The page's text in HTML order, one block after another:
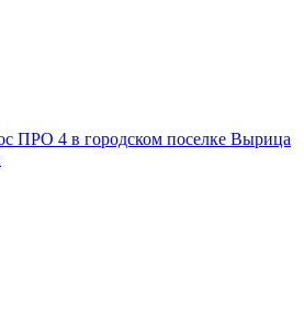
ПРО 4 в городском поселке Вырица